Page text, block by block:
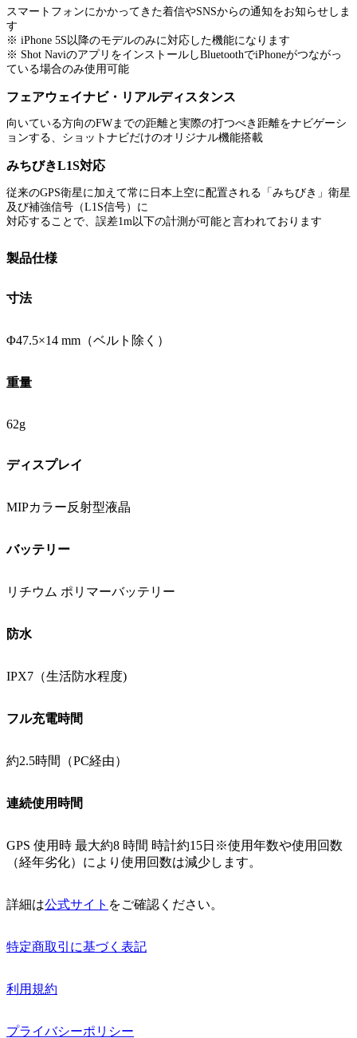
スマートフォンにかかってきた着信やSNSからの通知をお知らせしま
す
※ iPhone 5S以降のモデルのみに対応した機能になります
※ Shot NaviのアプリをインストールしBluetoothでiPhoneがつながっ
ている場合のみ使用可能
フェアウェイナビ・リアルディスタンス
向いている方向のFWまでの距離と実際の打つべき距離をナビゲーシ
ョンする、ショットナビだけのオリジナル機能搭載
みちびきL1S対応
従来のGPS衛星に加えて常に日本上空に配置される「みちびき」衛星
及び補強信号（L1S信号）に
対応することで、誤差1m以下の計測が可能と言われております
製品仕様
寸法
Φ47.5×14 mm（ベルト除く）
重量
62g
ディスプレイ
MIPカラー反射型液晶
バッテリー
リチウム ポリマーバッテリー
防水
IPX7（生活防水程度)
フル充電時間
約2.5時間（PC経由）
連続使用時間
GPS 使用時 最大約8 時間 時計約15日※使用年数や使用回数
（経年劣化）により使用回数は減少します。
詳細は公式サイト をご確認ください。
特定商取引に基づく表記
利用規約
プライバシーポリシー